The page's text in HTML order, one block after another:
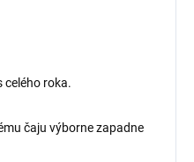
celého roka.
čaju výborne zapadne